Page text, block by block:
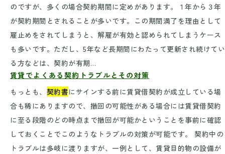
のですが、多くの場合契約期間に定めがあります。１年から３年
が契約期間とされることが多いです。この期間満了を理由として
雇止めをされてしまうと、解雇が有効と認められてしまうケース
も多いです。ただし、5年など長期間にわたって更新され続けてい
る方などは、契約が有期…
賃貸でよくある契約トラブルとその対策
もっとも、 契約書にサインする前に賃貸借契約が成立している場
合も稀にありますので、撤回の可能性がある場合には賃貸借契約
に至る段階のどの時点まで撤回が可能かということを事前に確認
しておくことでこのようなトラブルの対策が可能です。 契約中の
トラブルは多岐に渡りますが、一例として、賃貸目的物の設備が